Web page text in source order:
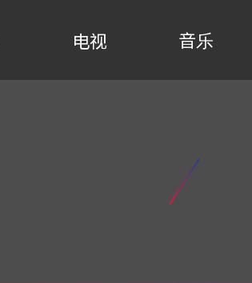
电视 音乐